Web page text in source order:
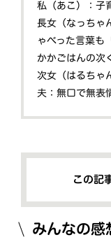
私（あこ）：子
長女（なっちゃ
ゃべった言葉も
かかごはんの次
次女（はるちゃ
夫：無口で無表
この記
みんなの感